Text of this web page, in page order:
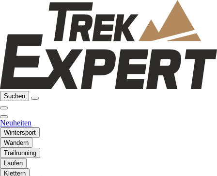
Suchen
Neuheiten
Wintersport
Wandern
Trailrunning
Laufen
Klettern